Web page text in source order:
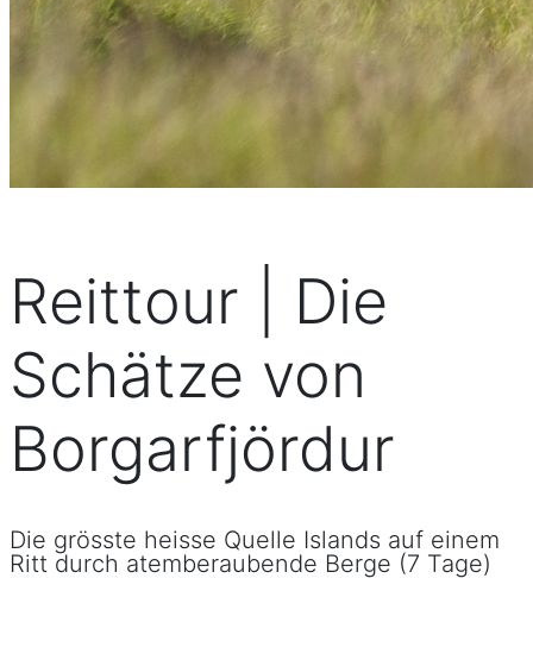
Reittour | Die
Schätze von
Borgarfjördur
Die grösste heisse Quelle Islands auf einem
Ritt durch atemberaubende Berge (7 Tage)